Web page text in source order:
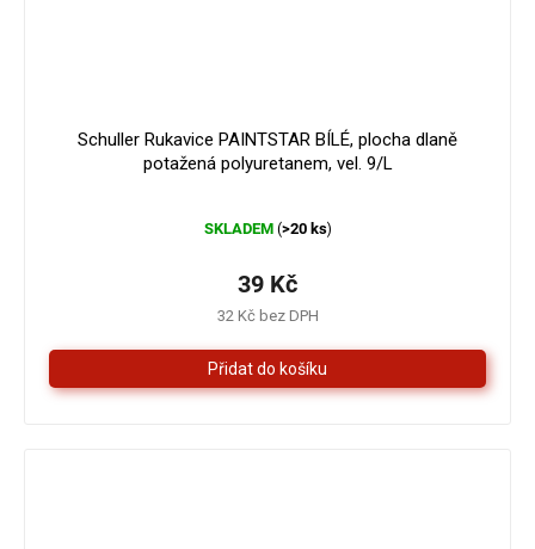
Schuller Rukavice PAINTSTAR BÍLÉ, plocha dlaně
potažená polyuretanem, vel. 9/L
hodnocení
je
z
5
hvězdiček.
SKLADEM (>20 ks)
32 Kč bez DPH
39 Kč